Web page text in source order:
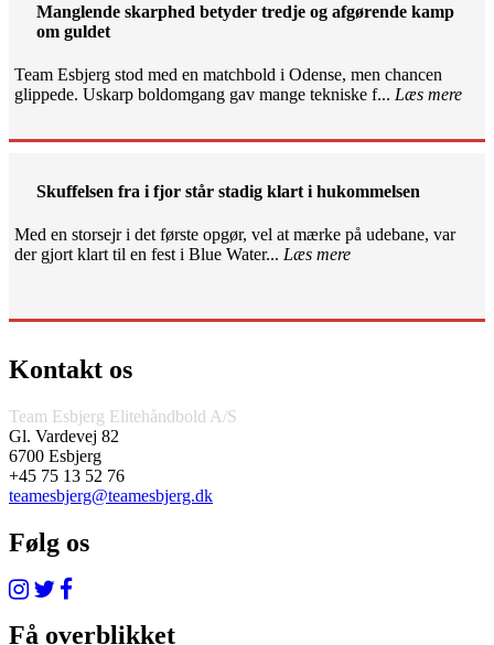
Manglende skarphed betyder tredje og afgørende kamp
om guldet
Team Esbjerg stod med en matchbold i Odense, men chancen
glippede. Uskarp boldomgang gav mange tekniske f... Læs mere
Skuffelsen fra i fjor står stadig klart i hukommelsen
Med en storsejr i det første opgør, vel at mærke på udebane, var
der gjort klart til en fest i Blue Water... Læs mere
Kontakt os
Team Esbjerg Elitehåndbold A/S
Gl. Vardevej 82
6700 Esbjerg
+45 75 13 52 76
teamesbjerg@teamesbjerg.dk
Følg os
Få overblikket